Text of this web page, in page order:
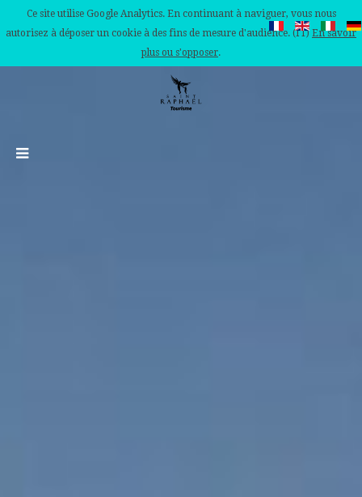
Ce site utilise Google Analytics. En continuant à naviguer, vous nous
autorisez à déposer un cookie à des fins de mesure d'audience. (IT) En savoir
plus ou s'opposer.